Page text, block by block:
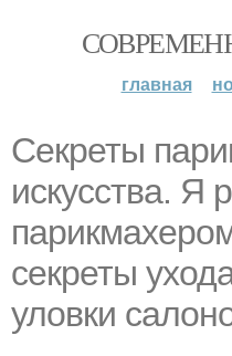
главная
Секреты
искусства. Я
секреты
уловки